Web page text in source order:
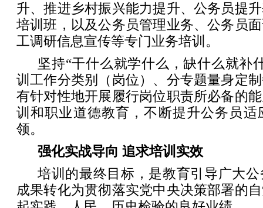
升、推进乡村振兴能力提升、公务员提
培训班，以及公务员管理业务、公务员
工调研信息宣传等专门业务培训。
坚持“干什么就学什么，缺什么就补
训工作分类别（岗位）、分专题量身定
有针对性地开展履行岗位职责所必备的
训和职业道德教育，不断提升公务员适
领。
强化实战导向 追求培训实效
培训的最终目标，是教育引导广大
成果转化为贯彻落实党中央决策部署的